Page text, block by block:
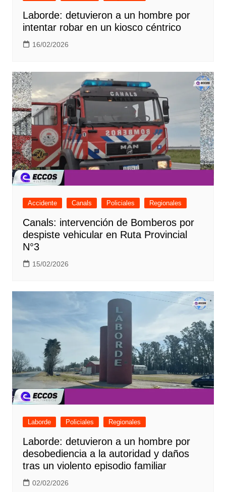
Laborde: detuvieron a un hombre por
intentar robar en un kiosco céntrico
16/02/2026
Accidente Canals Policiales Regionales
Canals: intervención de Bomberos por
despiste vehicular en Ruta Provincial
N°3
15/02/2026
Laborde Policiales Regionales
Laborde: detuvieron a un hombre por
desobediencia a la autoridad y daños
tras un violento episodio familiar
02/02/2026